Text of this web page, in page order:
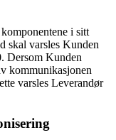
i sitt
skal varsles Kunden
Dersom Kunden
kommunikasjonen
varsles Leverandør